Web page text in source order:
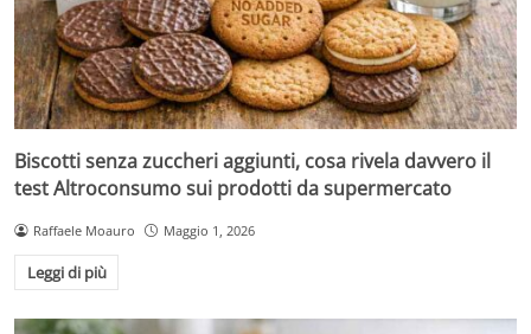
Biscotti senza zuccheri aggiunti, cosa rivela davvero il
test Altroconsumo sui prodotti da supermercato
Raffaele Moauro Maggio 1, 2026
Leggi di più